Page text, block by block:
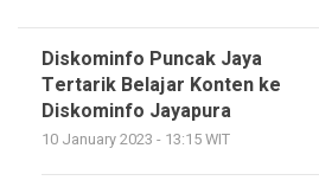
Diskominfo Puncak Jaya
Tertarik Belajar Konten ke
Diskominfo Jayapura
10 January 2023 - 13:15 WIT